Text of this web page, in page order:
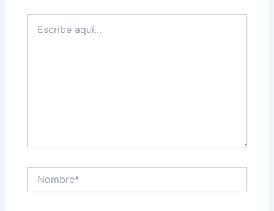
aquí...